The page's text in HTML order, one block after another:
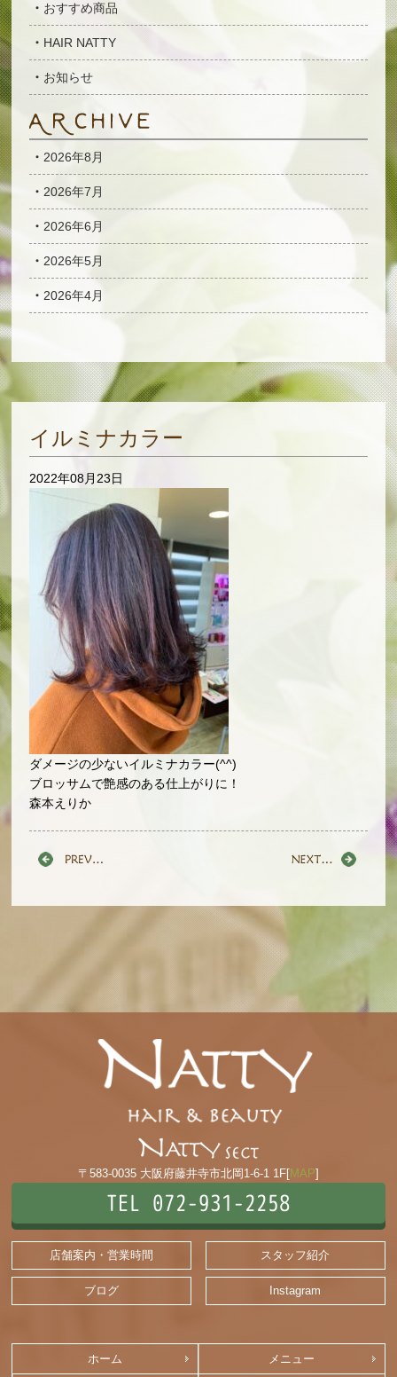
おすすめ商品
HAIR NATTY
お知らせ
2026年8月
2026年7月
2026年6月
2026年5月
2026年4月
イルミナカラー
2022年08月23日
ダメージの少ないイルミナカラー(^^)
ブロッサムで艶感のある仕上がりに！
森本えりか
〒583-0035 大阪府藤井寺市北岡1-6-1 1F[MAP]
TEL 072-931-2258
店舗案内・営業時間 スタッフ紹介
ブログ Instagram
ホーム メニュー